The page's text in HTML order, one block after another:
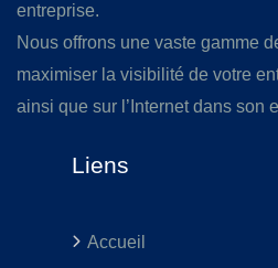
entreprise.
Nous offrons une vaste gamme
maximiser la visibilité de votre
ainsi que sur l’Internet dans son
Liens
Accueil